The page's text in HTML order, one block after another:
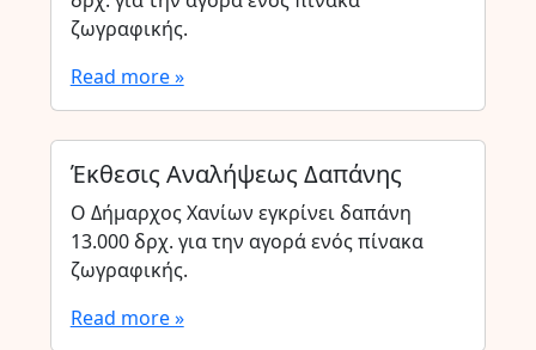
ζωγραφικής.
Read more »
Έκθεσις Αναλήψεως Δαπάνης
Ο Δήμαρχος Χανίων εγκρίνει δαπάνη
13.000 δρχ. για την αγορά ενός πίνακα
ζωγραφικής.
Read more »